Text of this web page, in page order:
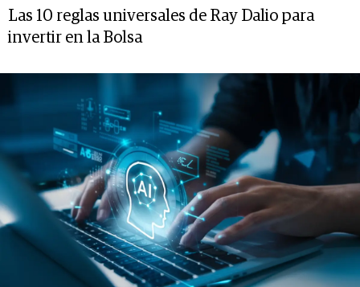
Las 10 reglas universales de Ray Dalio para
invertir en la Bolsa